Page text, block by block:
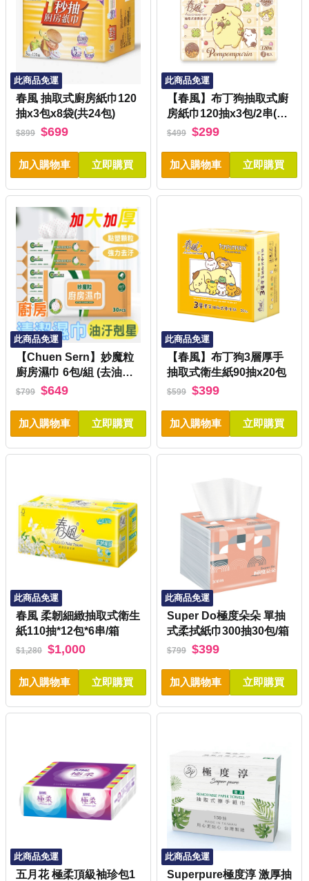
此商品免運
春風 抽取式廚房紙巾120
抽x3包x8袋(共24包)
$899 $699
加入購物車 立即購買
此商品免運
【春風】布丁狗抽取式廚
房紙巾120抽x3包/2串(送
好禮_贈品隨機出貨)
$499 $299
加入購物車 立即購買
此商品免運
【Chuen Sern】妙魔粒
廚房濕巾 6包/組 (去油汙
清潔黑科技 居家清潔)-限
$799 $649
加入購物車 立即購買
此商品免運
【春風】布丁狗3層厚手
抽取式衛生紙90抽x20包
$599 $399
加入購物車 立即購買
此商品免運
春風 柔韌細緻抽取式衛生
紙110抽*12包*6串/箱
$1,280 $1,000
加入購物車 立即購買
此商品免運
Super Do極度朵朵 單抽
式柔拭紙巾300抽30包/箱
$799 $399
加入購物車 立即購買
此商品免運
五月花 極柔頂級袖珍包1
此商品免運
Superpure極度淳 激厚抽